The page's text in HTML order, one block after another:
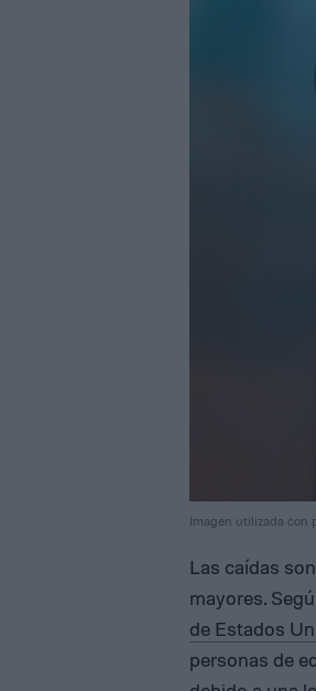
Imagen utilizada con
Las caídas
mayores.
de Estados
personas de